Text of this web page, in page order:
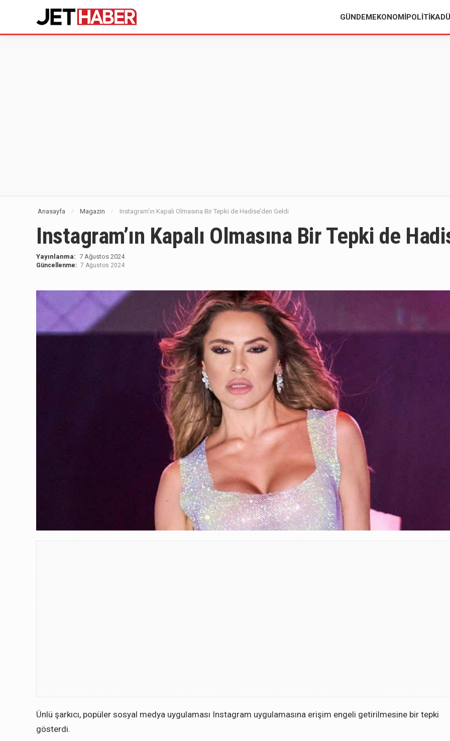
GÜNDEMEKONOMIPOLITIKA
Anasayfa / Magazin / Instagram’ın Kapalı Olmasına Bir Tepki de Hadise’den Geldi
Instagram’ın Kapalı Olmasına Bir Tepki de
Yayınlanma: 7 Ağustos 2024
Güncellenme: 7 Ağustos 2024
Ünlü şarkıcı, popüler sosyal medya uygulaması Instagram uygulamasına erişim engeli getirilmesine bir tepki
gösterdi.